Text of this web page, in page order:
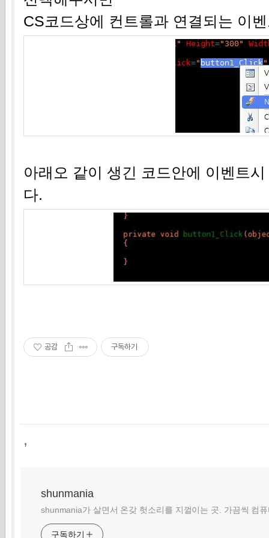
CS코드상에 컨트롤과 연결되는 이
아래오 같이 생긴 코드안에 이벤트
다.
공감 구독하기
,
shunmania
shunmania가 살면서 온갖 헛소리를 지껄이는 곳. 가끔씩 컴
구독하기